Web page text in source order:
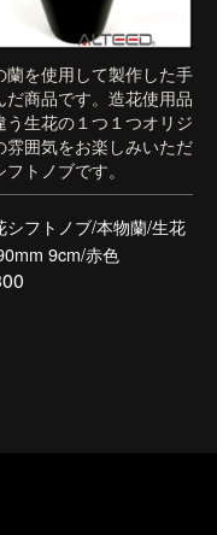
蘭を使用して製作した手
だ商品です。造花使用品
う生花の１つ１つオリジ
雰囲気をお楽しみいただ
トノブです。
シフトノブ/本物蘭/生花
9cm/赤色